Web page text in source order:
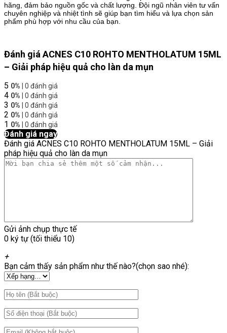
hãng, đảm bảo nguồn gốc và chất lượng. Đội ngũ nhân viên tư vấn
chuyên nghiệp và nhiệt tình sẽ giúp bạn tìm hiểu và lựa chọn sản
phẩm phù hợp với nhu cầu của bạn.
Đánh giá ACNES C10 ROHTO MENTHOLATUM 15ML
– Giải pháp hiệu quả cho làn da mụn
5 0% | 0 đánh giá
4 0% | 0 đánh giá
3 0% | 0 đánh giá
2 0% | 0 đánh giá
1 0% | 0 đánh giá
Đánh giá ngay
Đánh giá ACNES C10 ROHTO MENTHOLATUM 15ML – Giải
pháp hiệu quả cho làn da mụn
Gửi ảnh chụp thực tế
0 ký tự (tối thiểu 10)
+
Bạn cảm thấy sản phẩm như thế nào?(chọn sao nhé):